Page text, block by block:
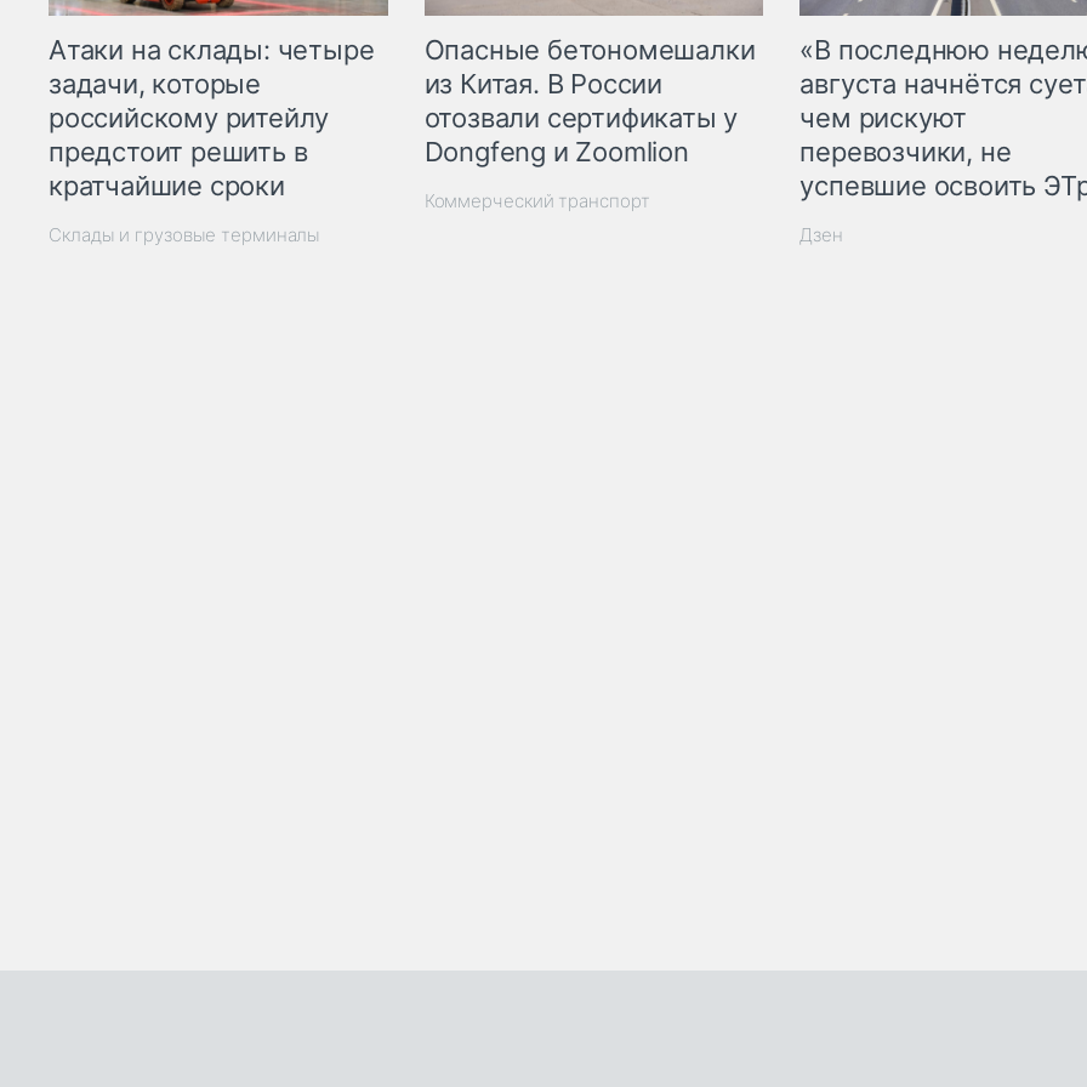
Атаки на склады: четыре
задачи, которые
российскому ритейлу
предстоит решить в
кратчайшие сроки
Склады и грузовые терминалы
Опасные бетономешалки
из Китая. В России
отозвали сертификаты у
Dongfeng и Zoomlion
Коммерческий транспорт
«В последнюю
августа начнётся
чем рискуют
перевозчики, не
успевшие освоить
Дзен